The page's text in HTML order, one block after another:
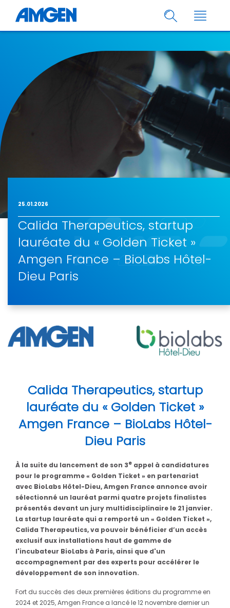
25.01.2026
Calida Therapeutics, startup
lauréate du « Golden Ticket »
Amgen France – BioLabs Hôtel-
Dieu Paris
Calida Therapeutics, startup
lauréate du « Golden Ticket »
Amgen France – BioLabs Hôtel-
Dieu Paris
À la suite du lancement de son 3e appel à candidatures
pour le programme « Golden Ticket » en partenariat
avec BioLabs Hôtel-Dieu, Amgen France annonce avoir
sélectionné un lauréat parmi quatre projets finalistes
présentés devant un jury multidisciplinaire le 21 janvier.
La startup lauréate qui a remporté un « Golden Ticket »,
Calida Therapeutics, va pouvoir bénéficier d’un accès
exclusif aux installations haut de gamme de
l'incubateur BioLabs à Paris, ainsi que d'un
accompagnement par des experts pour accélérer le
développement de son innovation.
Fort du succès des deux premières éditions du programme en
2024 et 2025, Amgen France a lancé le 12 novembre dernier un